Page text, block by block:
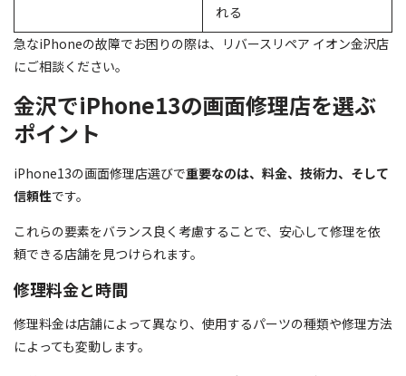
れる
急なiPhoneの故障でお困りの際は、リバースリペア イオン金沢店
にご相談ください。
金沢でiPhone13の画面修理店を選ぶ
ポイント
iPhone13の画面修理店選びで重要なのは、料金、技術力、そして
信頼性です。
これらの要素をバランス良く考慮することで、安心して修理を依
頼できる店舗を見つけられます。
修理料金と時間
修理料金は店舗によって異なり、使用するパーツの種類や修理方法
によっても変動します。